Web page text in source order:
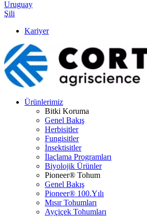
Uruguay
Şili
Kariyer
Ürünlerimiz
Bitki Koruma
Genel Bakış
Herbisitler
Fungisitler
İnsektisitler
İlaçlama Programları
Biyolojik Ürünler
Pioneer® Tohum
Genel Bakış
Pioneer® 100.Yılı
Mısır Tohumları
Ayçiçek Tohumları